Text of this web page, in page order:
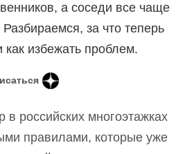
а соседи все чаще
за что теперь
как избежать проблем.
в российских многоэтажках
правилами, которые уже